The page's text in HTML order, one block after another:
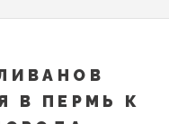
В ПЕРМЬ К